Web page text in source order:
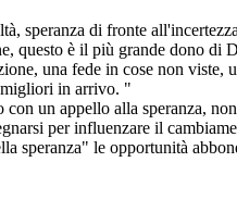
speranza di fronte
questo è il più grande dono di
una fede in cose non viste,
in arrivo. "
un appello alla speranza,
per influenzare il
speranza" le opportunità